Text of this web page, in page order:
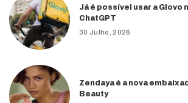
Já é possível usar a Glovo
ChatGPT
30 Julho, 2026
Zendaya é a nova
Beauty